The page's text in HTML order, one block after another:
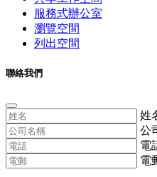
服務式辦公室
瀏覽空間
列出空間
聯絡我們
姓
公
電
電